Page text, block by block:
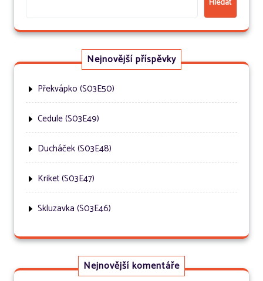
Hledat
Nejnovější příspěvky
Překvápko (S03E50)
Cedule (S03E49)
Ducháček (S03E48)
Kriket (S03E47)
Skluzavka (S03E46)
Nejnovější komentáře